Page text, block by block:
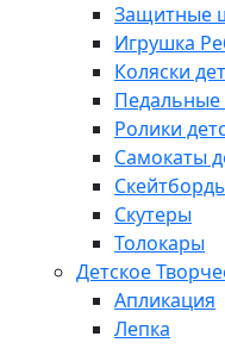
Защитные
Игрушка
Коляски
Ролики
Самокаты
Скутеры
Толокары
Детское
Апликация
Лепка